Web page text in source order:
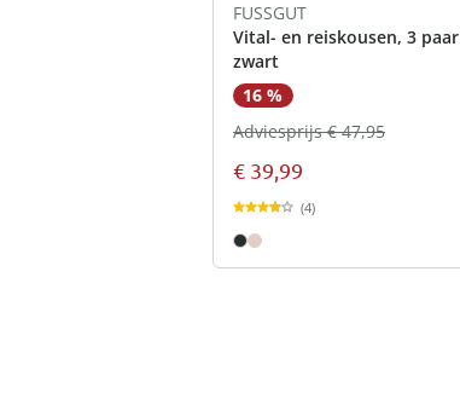
FUSSGUT
Vital- en reiskousen, 3 paar
zwart
16 %
€ 39,99
Adviesprijs € 47,95
(4)